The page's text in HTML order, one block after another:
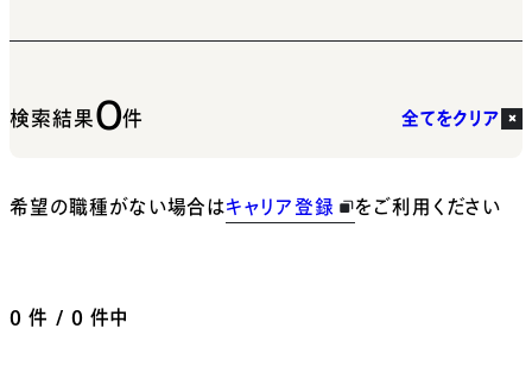
検索結果0件 全てをクリア
希望の職種がない場合はキャリア登録 をご利用ください
0 件 / 0 件中